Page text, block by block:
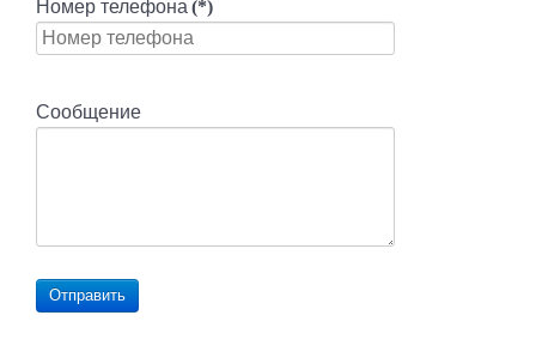
Номер телефона (*)
Сообщение
Отправить